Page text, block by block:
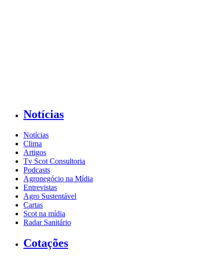
Notícias
Notícias
Clima
Artigos
Tv Scot Consultoria
Podcasts
Agronegócio na Mídia
Entrevistas
Agro Sustentável
Cartas
Scot na mídia
Radar Sanitário
Cotações